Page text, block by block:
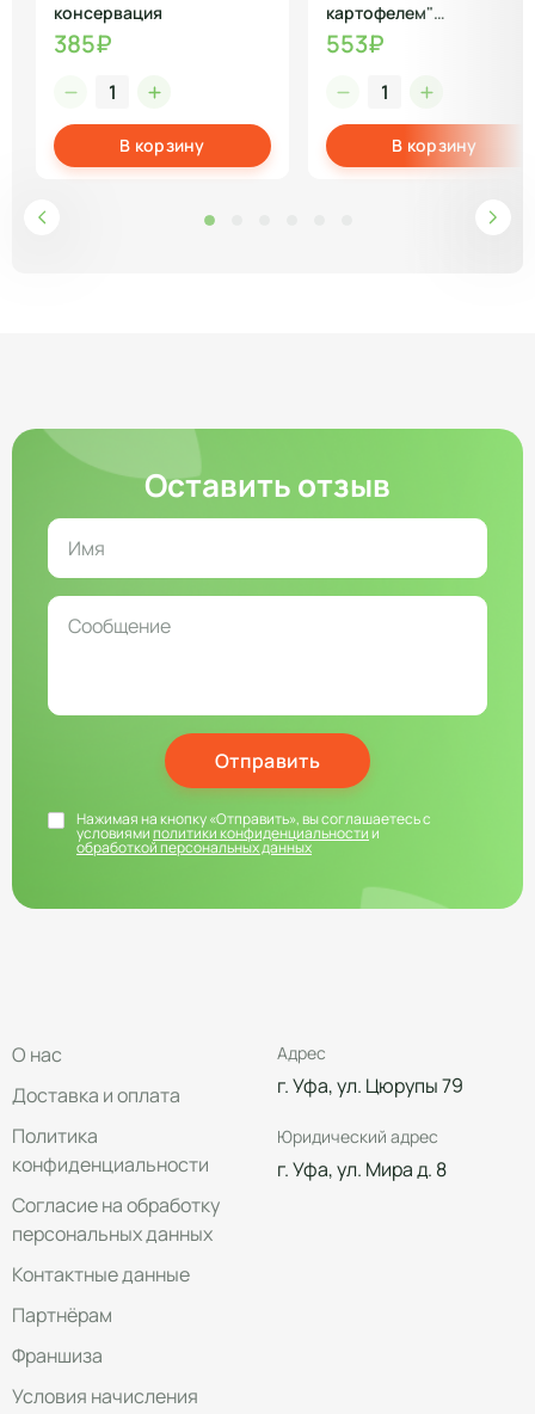
консервация
385₽
В корзину
картофелем"
замороженные
553₽
В корзину
Оставить отзыв
Отправить
Нажимая на кнопку «Отправить», вы соглашаетесь с
условиямиполитики конфиденциальностии
обработкой персональных данных
О нас
Доставка и оплата
Политика
конфиденциальности
Согласие на обработку
персональных данных
Контактные данные
Партнёрам
Франшиза
Условия начисления
Адрес
г. Уфа, ул. Цюрупы 79
Юридический адрес
г. Уфа, ул. Мира д. 8